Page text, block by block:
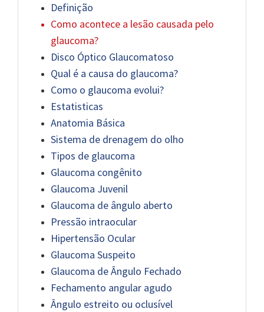
Definição
Como acontece a lesão causada pelo
glaucoma?
Disco Óptico Glaucomatoso
Qual é a causa do glaucoma?
Como o glaucoma evolui?
Estatisticas
Anatomia Básica
Sistema de drenagem do olho
Tipos de glaucoma
Glaucoma congênito
Glaucoma Juvenil
Glaucoma de ângulo aberto
Pressão intraocular
Hipertensão Ocular
Glaucoma Suspeito
Glaucoma de Ângulo Fechado
Fechamento angular agudo
Ângulo estreito ou oclusível